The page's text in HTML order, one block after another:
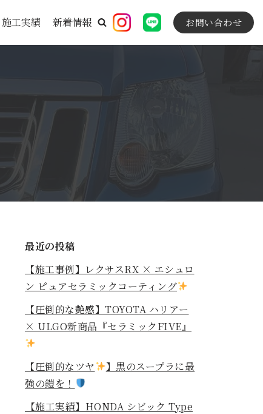
施工実績 新着情報 お問い合わせ
最近の投稿
【施工事例】レクサスRX × エシュロ
ン ピュアセラミックコーティング
【圧倒的な艶感】TOYOTA ハリアー
× ULGO新商品『セラミックFIVE』
【圧倒的なツヤ
】黒のスープラに最
強の鎧を！
⁡【施工実績】HONDA シビック Type